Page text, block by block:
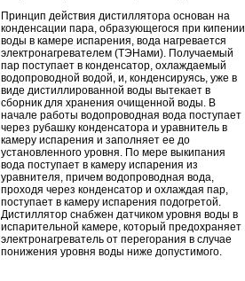
Принцип действия дистиллятора основан на
конденсации пара, образующегося при кипении
воды в камере испарения, вода нагревается
электронагревателем (ТЭНами). Получаемый
пар поступает в конденсатор, охлаждаемый
водопроводной водой, и, конденсируясь, уже в
виде дистиллированной воды вытекает в
сборник для хранения очищенной воды. В
начале работы водопроводная вода поступает
через рубашку конденсатора и уравнитель в
камеру испарения и заполняет ее до
установленного уровня. По мере выкипания
вода поступает в камеру испарения из
уравнителя, причем водопроводная вода,
проходя через конденсатор и охлаждая пар,
поступает в камеру испарения подогретой.
Дистиллятор снабжен датчиком уровня воды в
испарительной камере, который предохраняет
электронагреватель от перегорания в случае
понижения уровня воды ниже допустимого.